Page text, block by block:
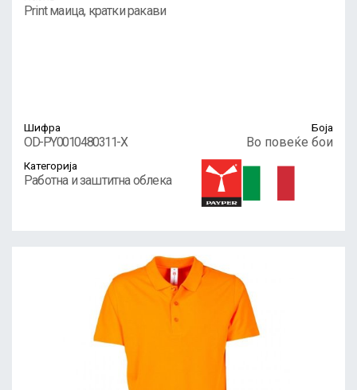
Print маица, кратки ракави
Шифра
OD-PY0010480311-X
Боја
Во повеќе бои
Категорија
Работна и заштитна облека